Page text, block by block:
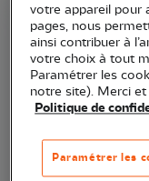
LPO Centre-Val de
votre appareil pour
pages, nous
ainsi contribuer à
votre choix à tout
Paramétrer les
notre site). Merci et
Politique de
Paramétrer les